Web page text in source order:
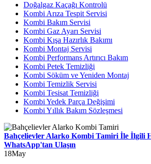
Doğalgaz Kaçağı Kontrolü
Kombi Arıza Tespit Servisi
Kombi Bakım Servisi
Kombi Gaz Ayarı Servisi
Kombi Kışa Hazırlık Bakımı
Kombi Montaj Servisi
Kombi Performans Artırıcı Bakım
Kombi Petek Temizliği
Kombi Söküm ve Yeniden Montaj
Kombi Temizlik Servisi
Kombi Tesisat Temizliği
Kombi Yedek Parça Değişimi
Kombi Yıllık Bakım Sözleşmesi
Bahçelievler Alarko Kombi Tamiri İle İlgili
WhatsApp'tan Ulaşın
18May